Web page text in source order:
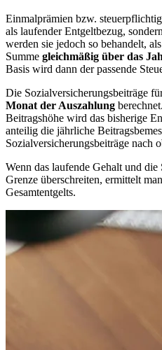
Einmalprämien bzw.
als laufender Entgeltbezug,
werden sie jedoch so behandelt,
Summe gleichmäßig über das
Basis wird dann der passende
Die Sozialversicherungsbeiträge
Monat der Auszahlung
Beitragshöhe wird das bisherige
anteilig die jährliche
Sozialversicherungsbeiträge nach
Wenn das laufende Gehalt und
Grenze überschreiten, ermittelt
Gesamtentgelts.